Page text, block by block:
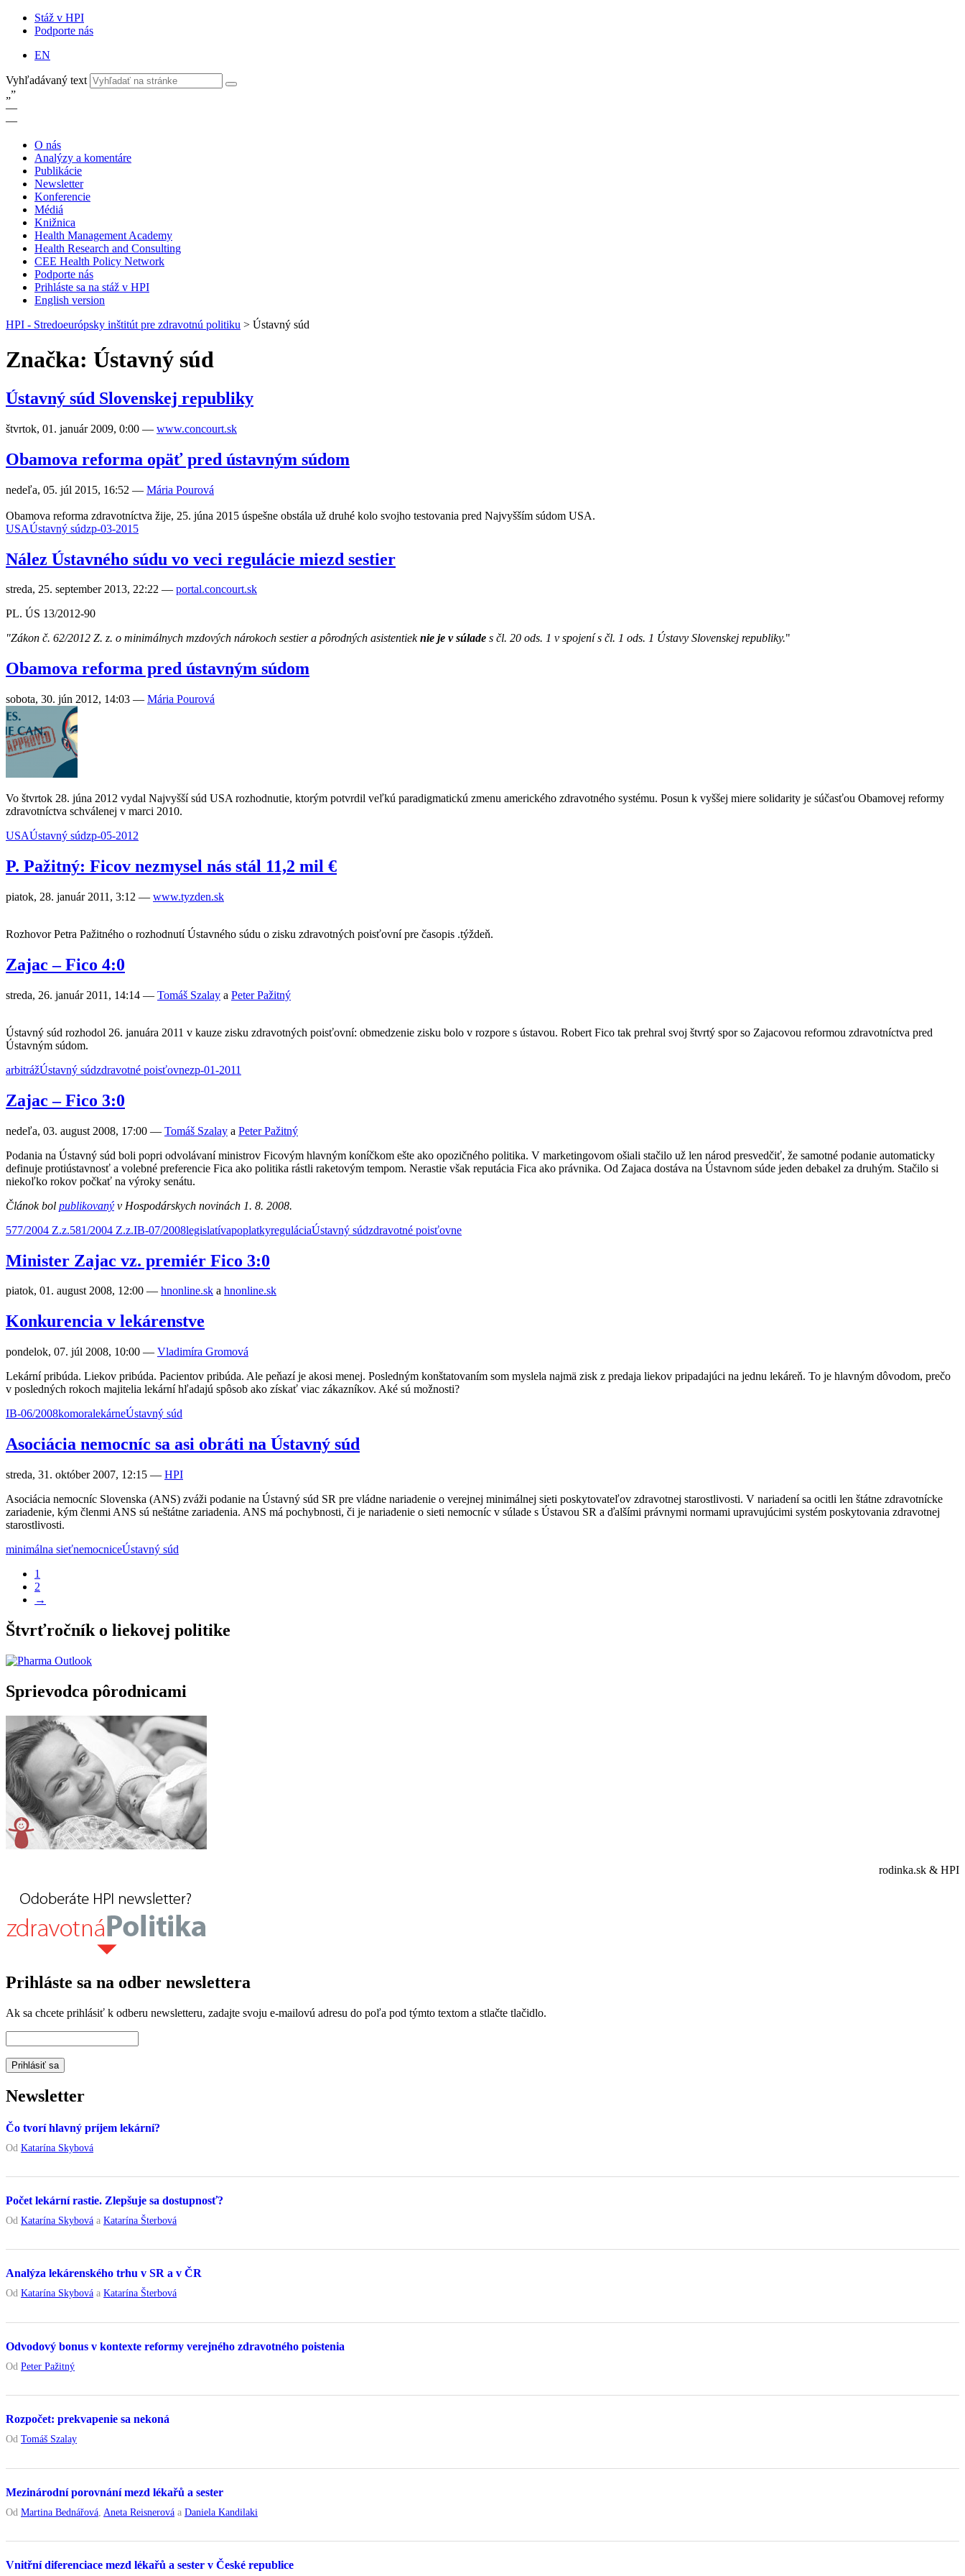
Stáž v HPI
Podporte nás
EN
Vyhľadávaný text
„”
—
—
O nás
Analýzy a komentáre
Publikácie
Newsletter
Konferencie
Médiá
Knižnica
Health Management Academy
Health Research and Consulting
CEE Health Policy Network
Podporte nás
Prihláste sa na stáž v HPI
English version
HPI - Stredoeurópsky inštitút pre zdravotnú politiku > Ústavný súd
Značka: Ústavný súd
Ústavný súd Slovenskej republiky
štvrtok, 01. január 2009, 0:00 — www.concourt.sk
Obamova reforma opäť pred ústavným súdom
nedeľa, 05. júl 2015, 16:52 — Mária Pourová
Obamova reforma zdravotníctva žije, 25. júna 2015 úspešne obstála už druhé kolo svojho testovania pred Najvyšším súdom USA.
USAÚstavný súdzp-03-2015
Nález Ústavného súdu vo veci regulácie miezd sestier
streda, 25. september 2013, 22:22 — portal.concourt.sk
PL. ÚS 13/2012-90
"Zákon č. 62/2012 Z. z. o minimálnych mzdových nárokoch sestier a pôrodných asistentieknie je v súlade s čl. 20 ods. 1 v spojení s čl. 1 ods. 1 Ústavy Slovenskej republiky."
Obamova reforma pred ústavným súdom
sobota, 30. jún 2012, 14:03 — Mária Pourová
Vo štvrtok 28. júna 2012 vydal Najvyšší súd USA rozhodnutie, ktorým potvrdil veľkú paradigmatickú zmenu amerického zdravotného systému. Posun k vyššej miere solidarity je súčasťou Obamovej reformy
zdravotníctva schválenej v marci 2010.
USAÚstavný súdzp-05-2012
P. Pažitný: Ficov nezmysel nás stál 11,2 mil €
piatok, 28. január 2011, 3:12 — www.tyzden.sk
Rozhovor Petra Pažitného o rozhodnutí Ústavného súdu o zisku zdravotných poisťovní pre časopis .týždeň.
Zajac – Fico 4:0
streda, 26. január 2011, 14:14 — Tomáš Szalay a Peter Pažitný
Ústavný súd rozhodol 26. januára 2011 v kauze zisku zdravotných poisťovní: obmedzenie zisku bolo v rozpore s ústavou. Robert Fico tak prehral svoj štvrtý spor so Zajacovou reformou zdravotníctva pred
Ústavným súdom.
arbitrážÚstavný súdzdravotné poisťovnezp-01-2011
Zajac – Fico 3:0
nedeľa, 03. august 2008, 17:00 — Tomáš Szalay a Peter Pažitný
Podania na Ústavný súd boli popri odvolávaní ministrov Ficovým hlavným koníčkom ešte ako opozičného politika. V marketingovom ošiali stačilo už len národ presvedčiť, že samotné podanie automaticky
definuje protiústavnosť a volebné preferencie Fica ako politika rástli raketovým tempom. Nerastie však reputácia Fica ako právnika. Od Zajaca dostáva na Ústavnom súde jeden debakel za druhým. Stačilo si
niekoľko rokov počkať na výroky senátu.
Článok bol publikovaný v Hospodárskych novinách 1. 8. 2008.
577/2004 Z.z.581/2004 Z.z.IB-07/2008legislatívapoplatkyreguláciaÚstavný súdzdravotné poisťovne
Minister Zajac vz. premiér Fico 3:0
piatok, 01. august 2008, 12:00 — hnonline.sk a hnonline.sk
Konkurencia v lekárenstve
pondelok, 07. júl 2008, 10:00 — Vladimíra Gromová
Lekární pribúda. Liekov pribúda. Pacientov pribúda. Ale peňazí je akosi menej. Posledným konštatovaním som myslela najmä zisk z predaja liekov pripadajúci na jednu lekáreň. To je hlavným dôvodom, prečo
v posledných rokoch majitelia lekární hľadajú spôsob ako získať viac zákazníkov. Aké sú možnosti?
IB-06/2008komoralekárneÚstavný súd
Asociácia nemocníc sa asi obráti na Ústavný súd
streda, 31. október 2007, 12:15 — HPI
Asociácia nemocníc Slovenska (ANS) zváži podanie na Ústavný súd SR pre vládne nariadenie o verejnej minimálnej sieti poskytovateľov zdravotnej starostlivosti. V nariadení sa ocitli len štátne zdravotnícke
zariadenie, kým členmi ANS sú neštátne zariadenia. ANS má pochybnosti, či je nariadenie o sieti nemocníc v súlade s Ústavou SR a ďalšími právnymi normami upravujúcimi systém poskytovania zdravotnej
starostlivosti.
minimálna sieťnemocniceÚstavný súd
1
2
→
Štvrťročník o liekovej politike
Sprievodca pôrodnicami
rodinka.sk & HPI
Prihláste sa na odber newslettera
Ak sa chcete prihlásiť k odberu newsletteru, zadajte svoju e-mailovú adresu do poľa pod týmto textom a stlačte tlačidlo.
Newsletter
Čo tvorí hlavný príjem lekární?
Od Katarína Skybová
Počet lekární rastie. Zlepšuje sa dostupnosť?
Od Katarína Skybová a Katarína Šterbová
Analýza lekárenského trhu v SR a v ČR
Od Katarína Skybová a Katarína Šterbová
Odvodový bonus v kontexte reformy verejného zdravotného poistenia
Od Peter Pažitný
Rozpočet: prekvapenie sa nekoná
Od Tomáš Szalay
Mezinárodní porovnání mezd lékařů a sester
Od Martina Bednářová Aneta Reisnerová a Daniela Kandilaki
Vnitřní diferenciace mezd lékařů a sester v České republice